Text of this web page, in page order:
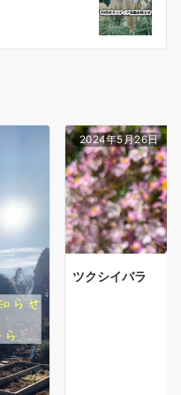
2024年5月26日
ツクシイバラ